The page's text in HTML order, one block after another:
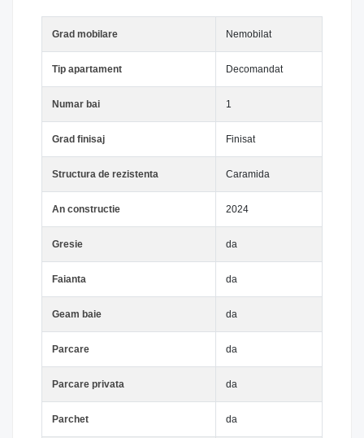
Grad mobilare Nemobilat
Tip apartament Decomandat
Numar bai 1
Grad finisaj Finisat
Structura de rezistenta Caramida
An constructie 2024
Gresie da
Faianta da
Geam baie da
Parcare da
Parcare privata da
Parchet da